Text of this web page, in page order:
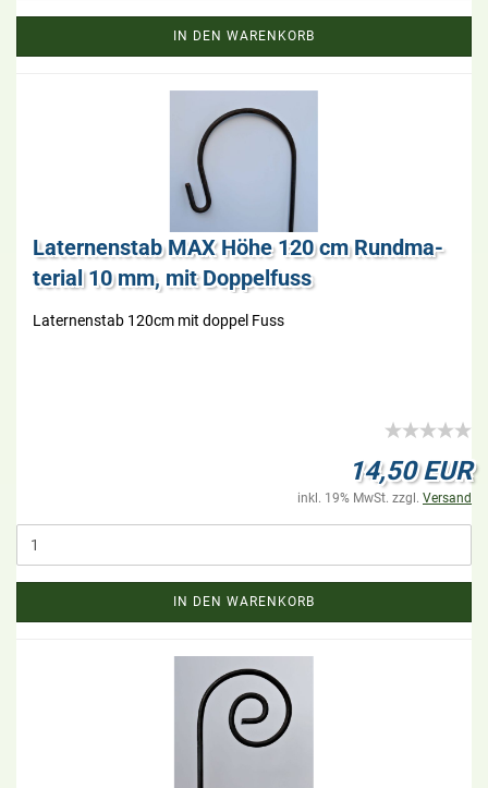
IN DEN WARENKORB
La­ter­nen­stab MAX Höhe 120 cm Rund­ma­
te­ri­al 10 mm, mit Dop­pel­fuss
La­ter­nen­stab 120cm mit dop­pel Fuss
14,50 EUR
inkl. 19% MwSt. zzgl. Versand
IN DEN WARENKORB